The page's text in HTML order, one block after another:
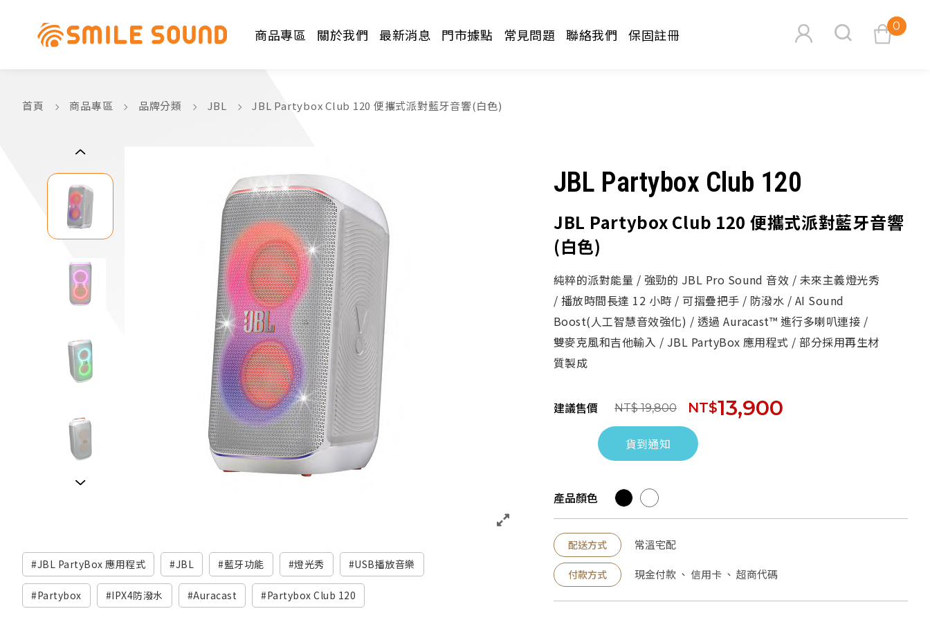
0
商品分類查詢
請選擇商品分類 搜尋
商品專區 關於我們 最新消息 門市據點 常見問題 聯絡我們 保固註冊
首頁 商品專區 品牌分類 JBL JBL Partybox Club 120 便攜式派對藍牙音響(白色)
JBL PartyBox 應用程式 JBL 藍牙功能 燈光秀 USB播放音樂
Partybox IPX4防潑水 Auracast Partybox Club 120
JBL Partybox Club 120
JBL Partybox Club 120 便攜式派對藍牙音響
(白色)
純粹的派對能量 / 強勁的 JBL Pro Sound 音效 / 未來主義燈光秀
/ 播放時間長達 12 小時 / 可摺疊把手 / 防潑水 / AI Sound
Boost(人工智慧音效強化) / 透過 Auracast™ 進行多喇叭連接 /
雙麥克風和吉他輸入 / JBL PartyBox 應用程式 / 部分採用再生材
質製成
建議售價 NT$ 19,800 NT$13,900
貨到通知
產品顏色
配送方式 常溫宅配
付款方式 現金付款 、 信用卡 、 超商代碼